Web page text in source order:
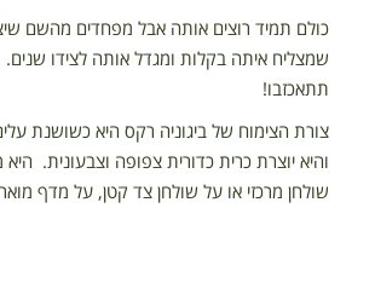
כולם תמיד רוצים אותה אבל מפחדים מהשם
שמצליח איתה בקלות ומגדל אותה לצידו
תתאכזבו!
צורת הצימוח של ביגוניה רקס היא כשושנת
והיא יוצרת כרית כדורית צפופה וצבעונית.
שולחן מרכזי או על שולחן צד קטן, על מדף